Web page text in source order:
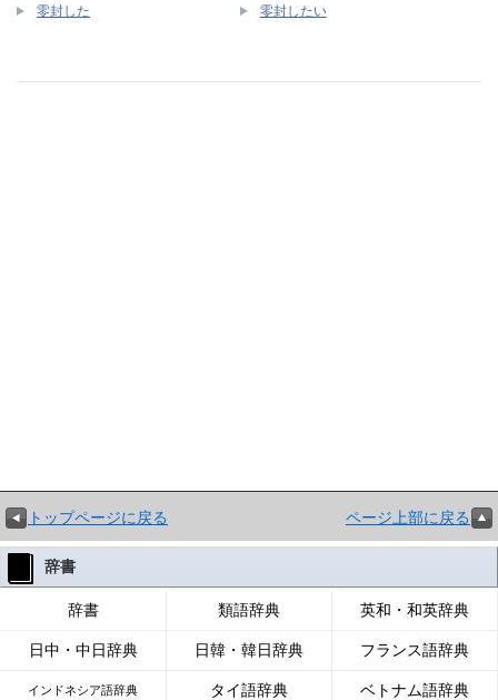
零封した 零封したい
トップページに戻る ページ上部に戻る
辞書
辞書 類語辞典 英和・和英辞典
日中・中日辞典 日韓・韓日辞典 フランス語辞典
インドネシア語辞典 タイ語辞典 ベトナム語辞典